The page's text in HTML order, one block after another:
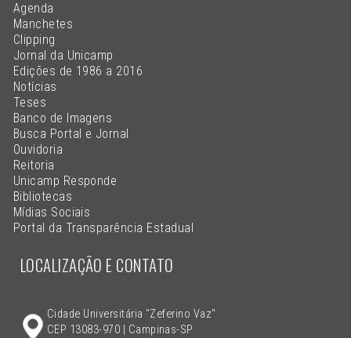
Agenda
Manchetes
Clipping
Jornal da Unicamp
Edições de 1986 a 2016
Notícias
Teses
Banco de Imagens
Busca Portal e Jornal
Ouvidoria
Reitoria
Unicamp Responde
Bibliotecas
Mídias Sociais
Portal da Transparência Estadual
LOCALIZAÇÃO E CONTATO
Cidade Universitária "Zeferino Vaz"
CEP 13083-970 | Campinas-SP